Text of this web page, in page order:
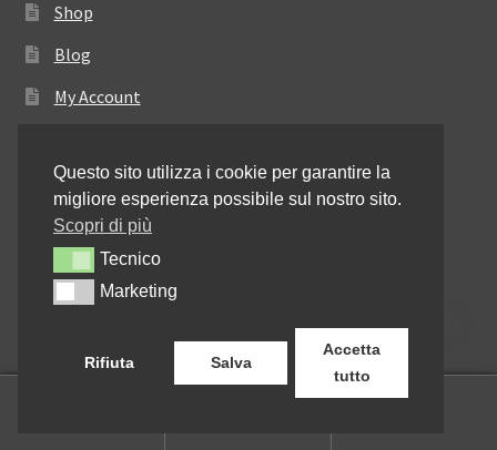
Shop
Blog
My Account
Resi e rimborsi
Annullamento dell’ordine
Informativa sulla privacy
Contattaci
Questo sito utilizza i cookie per garantire la
migliore esperienza possibile sul nostro sito.
Scopri di più
TecnicoTecnico
MarketingMarketing
Rifiuta Salva
Accetta
tutto